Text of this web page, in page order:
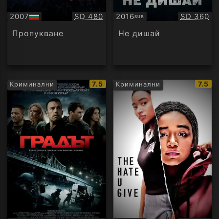
2007
БГ
аудио
Качество:
SD 480
Пропукване
2016SUB
Субтитри SD 360
Не дишай
Криминални
IMDb
рейтинг:
7.5 Криминални
IMDb
7.5